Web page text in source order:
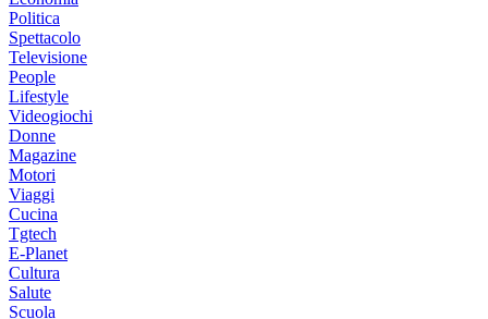
Politica
Spettacolo
Televisione
People
Lifestyle
Videogiochi
Donne
Magazine
Motori
Viaggi
Cucina
Tgtech
E-Planet
Cultura
Salute
Scuola